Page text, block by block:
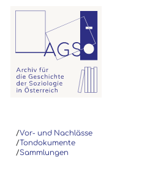
/Vor- und Nachlässe
/Tondokumente
/Sammlungen